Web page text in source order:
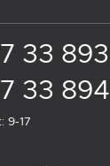
33 893
33 894
9-17